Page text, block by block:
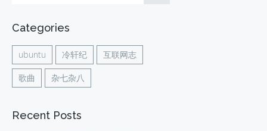
Categories
ubuntu 冷轩纪 互联网志
歌曲 杂七杂八
Recent Posts